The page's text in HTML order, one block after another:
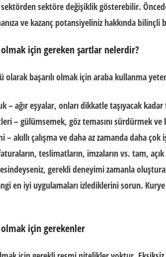
sektörden sektöre değişiklik gösterebilir.
ve kazanç potansiyeliniz hakkında
için gereken şartlar nelerdir?
olarak başarılı olmak için araba kullanma
– ağır eşyalar, onları dikkatle taşıyacak
– gülümsemek, göz temasını sürdürmek ve
– akıllı çalışma ve daha az zamanda daha çok
teslimatların, imzaların vs. tam,
gerekli deneyimi zamanla
en iyi uygulamaları izlediklerini sorun.
için gerekenler